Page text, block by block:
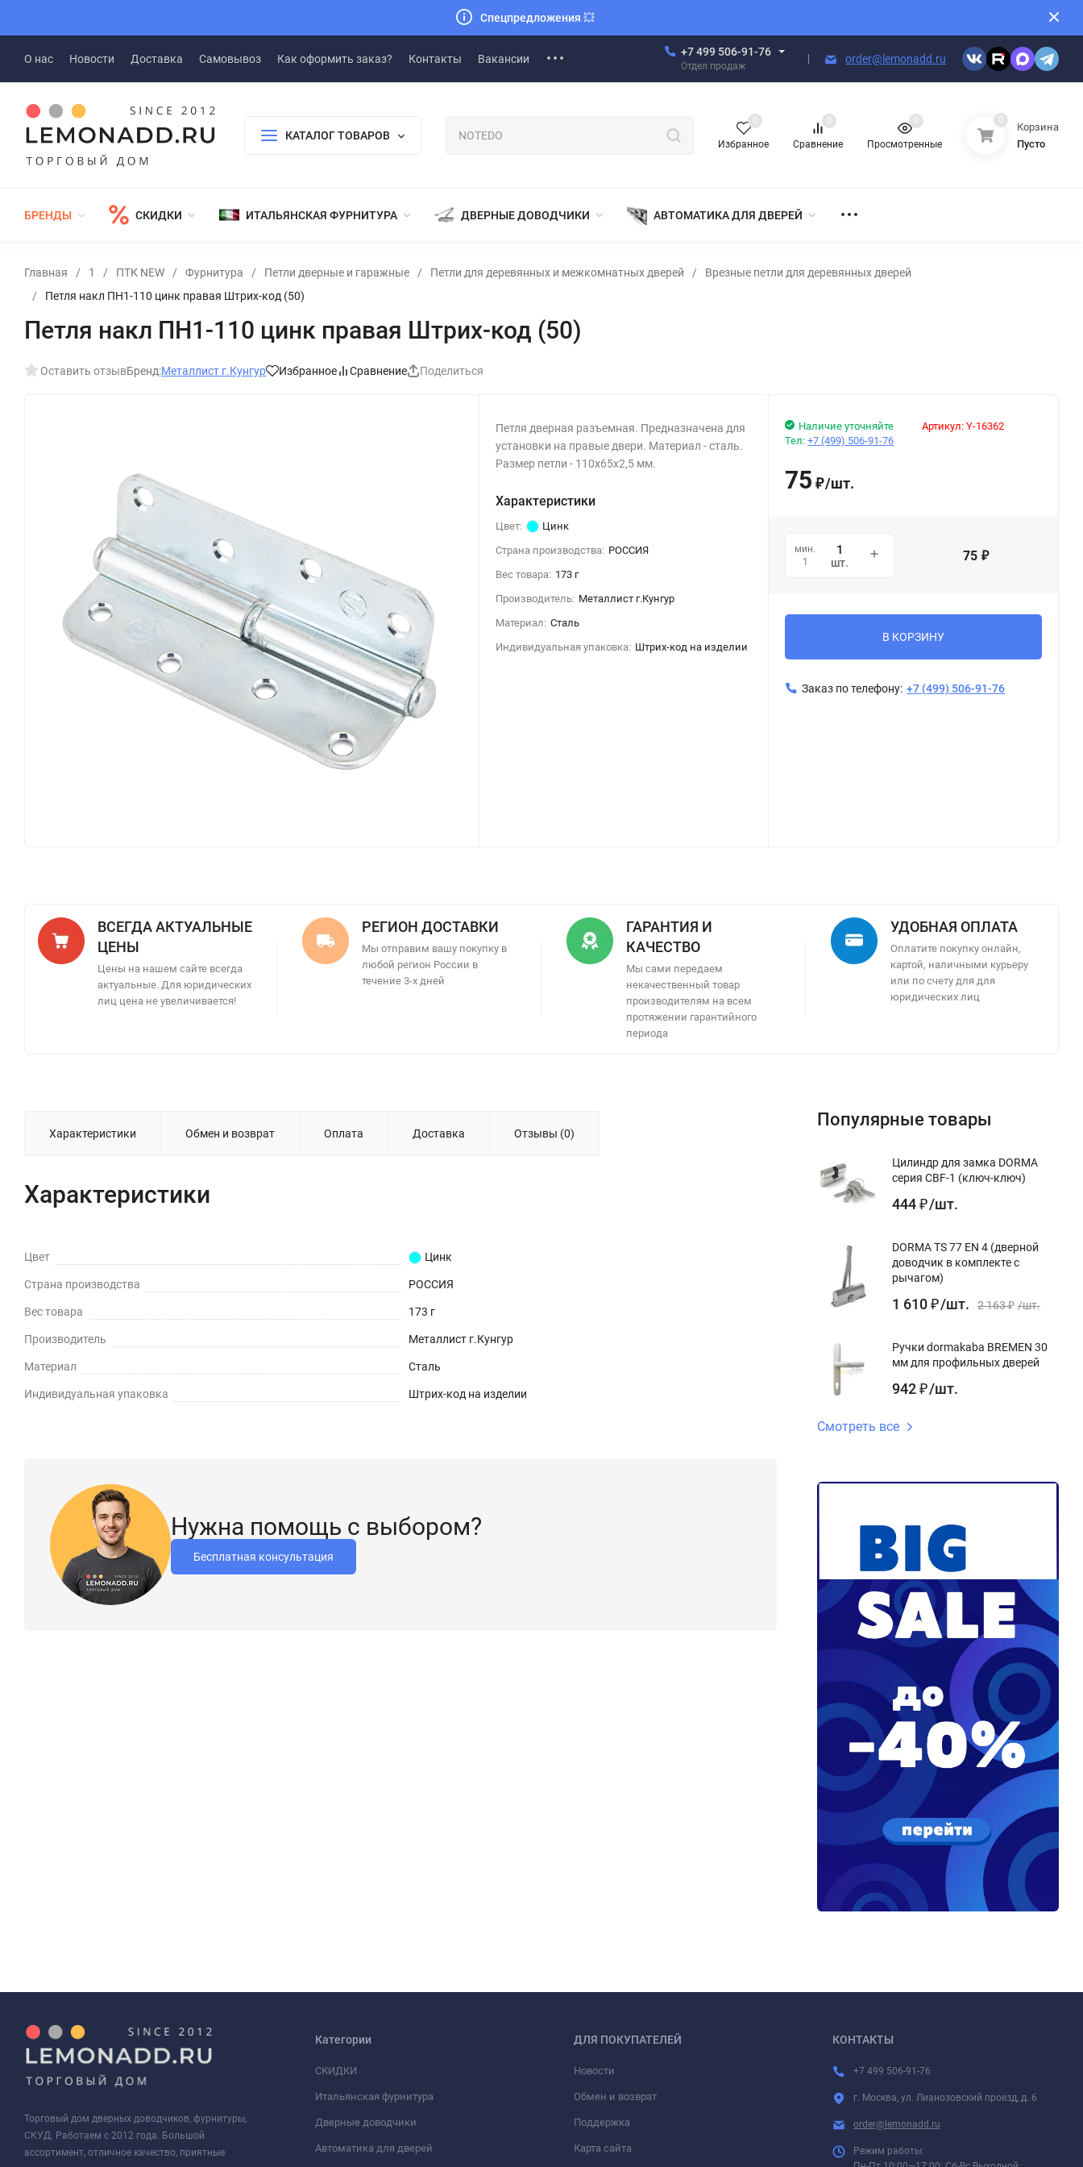
Спецпредложения 💥
О нас Новости Доставка Самовывоз Как оформить заказ? Контакты Вакансии
+7 499 506-91-76
Отдел продаж
order@lemonadd.ru
КАТАЛОГ ТОВАРОВ
Избранное
0
Сравнение
0
Просмотренные
0 0
Корзина
Пусто
БРЕНДЫ СКИДКИ ИТАЛЬЯНСКАЯ ФУРНИТУРА ДВЕРНЫЕ ДОВОДЧИКИ АВТОМАТИКА ДЛЯ ДВЕРЕЙ
Главная / 1 / ПТК NEW / Фурнитура / Петли дверные и гаражные / Петли для деревянных и межкомнатных дверей /
Врезные петли для деревянных дверей
/
Петля накл ПН1-110 цинк правая Штрих-код (50)
Петля накл ПН1-110 цинк правая Штрих-код (50)
Оставить отзывБренд:Металлист г.Кунгур Избранное Сравнение Поделиться
Петля дверная разъемная. Предназначена для
установки на правые двери. Материал - сталь.
Размер петли - 110х65х2,5 мм.
Характеристики
Цвет:
Цинк
Страна производства: РОССИЯ
Вес товара: 173 г
Производитель: Металлист г.Кунгур
Материал: Сталь
Индивидуальная упаковка: Штрих-код на изделии
Артикул: Y-16362
Наличие уточняйте
Тел:+7 (499) 506-91-76
75 ₽/шт.
мин.
1
шт. 75 ₽
В КОРЗИНУ
Заказ по телефону: +7 (499) 506-91-76
ВСЕГДА АКТУАЛЬНЫЕ
ЦЕНЫ
Цены на нашем сайте всегда
актуальные. Для юридических
лиц цена не увеличивается!
РЕГИОН ДОСТАВКИ
Мы отправим вашу покупку в
любой регион России в
течение 3-х дней
ГАРАНТИЯ И
КАЧЕСТВО
Мы сами передаем
некачественный товар
производителям на всем
протяжении гарантийного
периода
УДОБНАЯ ОПЛАТА
Оплатите покупку онлайн,
картой, наличными курьеру
или по счету для для
юридических лиц
Характеристики Обмен и возврат Оплата Доставка Отзывы (0)
Характеристики
Цвет Цинк
Страна производства РОССИЯ
Вес товара 173 г
Производитель Металлист г.Кунгур
Материал Сталь
Индивидуальная упаковка Штрих-код на изделии
Нужна помощь с выбором?
Бесплатная консультация
Популярные товары
Цилиндр для замка DORMA
серия CBF-1 (ключ-ключ)
444 ₽ /шт.
DORMA TS 77 EN 4 (дверной
доводчик в комплекте с
рычагом)
1 610 ₽ /шт. 2 163 ₽ /шт.
Ручки dormakaba BREMEN 30
мм для профильных дверей
942 ₽ /шт.
Смотреть все
Торговый дом дверных доводчиков, фурнитуры,
СКУД. Работаем с 2012 года. Большой
ассортимент, отличное качество, приятные
Категории
СКИДКИ
Итальянская фурнитура
Дверные доводчики
Автоматика для дверей
ДЛЯ ПОКУПАТЕЛЕЙ
Новости
Обмен и возврат
Поддержка
Карта сайта
КОНТАКТЫ
+7 499 506-91-76
г. Москва, ул. Лианозовский проезд, д. 6
order@lemonadd.ru
Режим работы: